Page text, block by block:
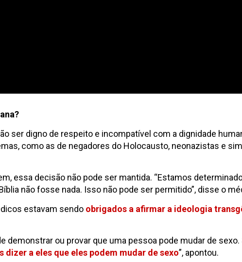
ser digno de respeito e incompatível com a dignidade
como as de negadores do Holocausto, neonazistas e
essa decisão não pode ser mantida. “Estamos
não fosse nada. Isso não pode ser permitido”, disse o
estavam sendo obrigados a afirmar a ideologia
demonstrar ou provar que uma pessoa pode mudar de
dizer a eles que eles podem mudar de sexo”, apontou.